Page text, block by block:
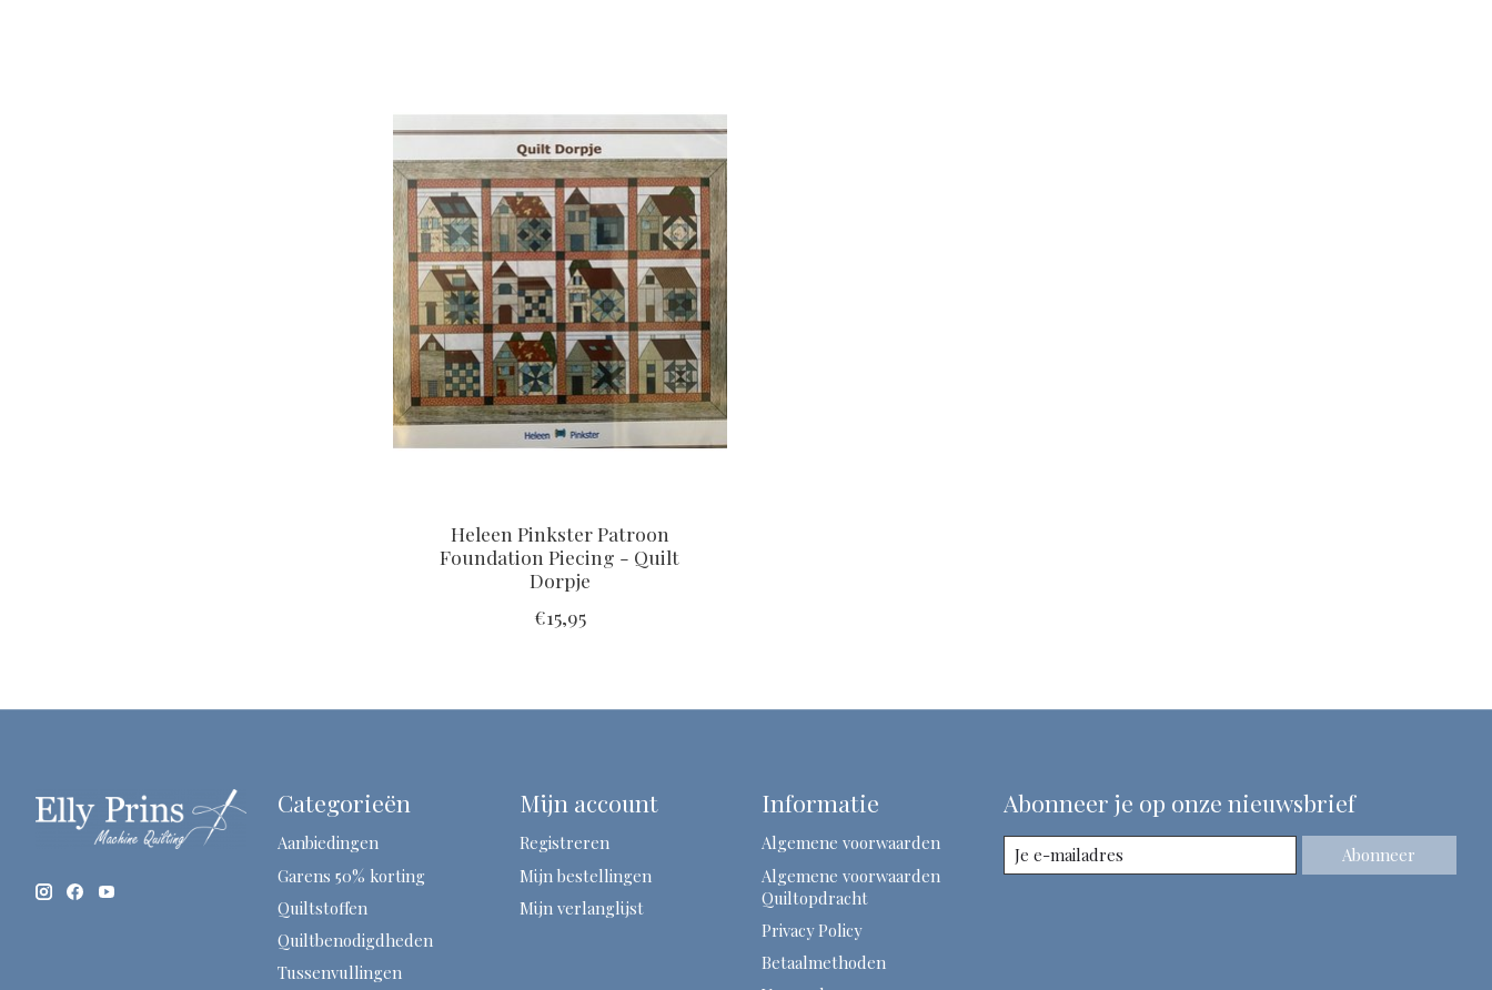
Heleen Pinkster Patroon
Foundation Piecing - Quilt
Dorpje
€15,95
Categorieën
Aanbiedingen
Garens 50% korting
Quiltstoffen
Quiltbenodigdheden
Tussenvullingen
Mijn account
Registreren
Mijn bestellingen
Mijn verlanglijst
Informatie
Algemene voorwaarden
Algemene voorwaarden
Quiltopdracht
Privacy Policy
Betaalmethoden
Abonneer je op onze nieuwsbrief
Abonneer